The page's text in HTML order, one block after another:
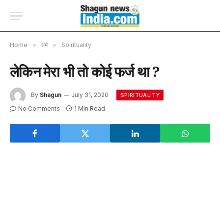
Home » धर्म » Spirituality
लेकिन मेरा भी तो कोई फर्ज था ?
By Shagun July 31, 2020 SPIRITUALITY
No Comments 1 Min Read